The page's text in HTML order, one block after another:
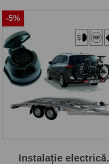
Instalație
-5%